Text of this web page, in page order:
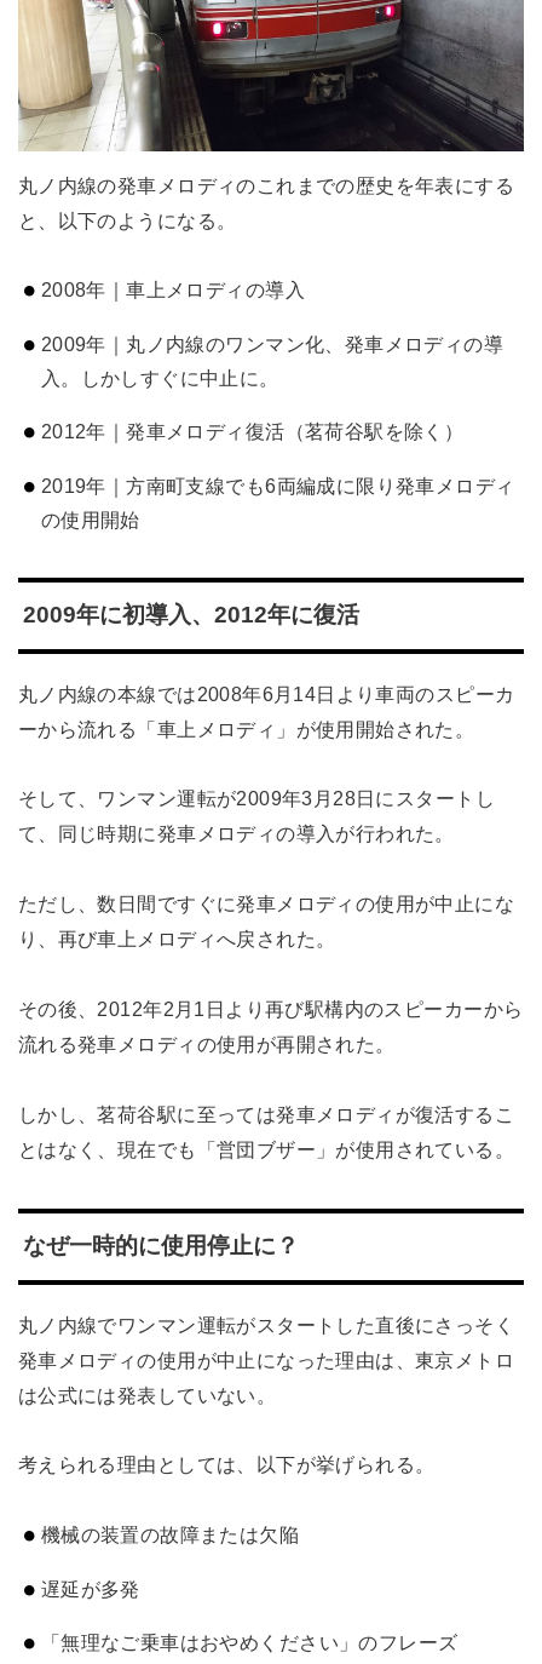
丸ノ内線の発車メロディのこれまでの歴史を年表にする
と、以下のようになる。
2008年｜車上メロディの導入
2009年｜丸ノ内線のワンマン化、発車メロディの導
入。しかしすぐに中止に。
2012年｜発車メロディ復活（茗荷谷駅を除く）
2019年｜方南町支線でも6両編成に限り発車メロディ
の使用開始
2009年に初導入、2012年に復活
丸ノ内線の本線では2008年6月14日より車両のスピーカ
ーから流れる「車上メロディ」が使用開始された。
そして、ワンマン運転が2009年3月28日にスタートし
て、同じ時期に発車メロディの導入が行われた。
ただし、数日間ですぐに発車メロディの使用が中止にな
り、再び車上メロディへ戻された。
その後、2012年2月1日より再び駅構内のスピーカーから
流れる発車メロディの使用が再開された。
しかし、茗荷谷駅に至っては発車メロディが復活するこ
とはなく、現在でも「営団ブザー」が使用されている。
なぜ一時的に使用停止に？
丸ノ内線でワンマン運転がスタートした直後にさっそく
発車メロディの使用が中止になった理由は、東京メトロ
は公式には発表していない。
考えられる理由としては、以下が挙げられる。
機械の装置の故障または欠陥
遅延が多発
「無理なご乗車はおやめください」のフレーズ